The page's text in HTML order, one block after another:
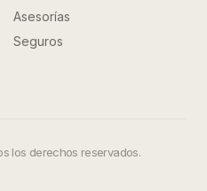
Asesorías
Seguros
los derechos reservados.